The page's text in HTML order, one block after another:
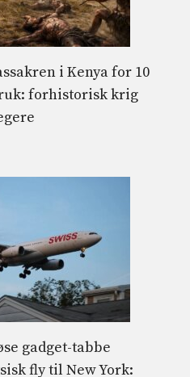
i Kenya for 10
forhistorisk krig
gadget-tabbe
fly til New York: